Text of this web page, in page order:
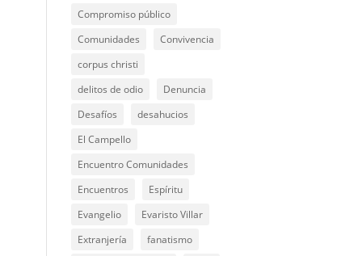
Compromiso público
Comunidades
Convivencia
corpus christi
delitos de odio
Denuncia
Desafíos
desahucios
El Campello
Encuentro Comunidades
Encuentros
Espíritu
Evangelio
Evaristo Villar
Extranjería
fanatismo